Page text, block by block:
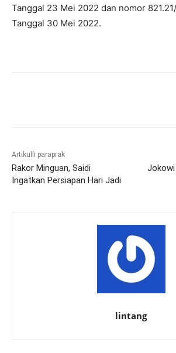
Tanggal 23 Mei 2022 dan nomor
Tanggal 30 Mei 2022.
Artikulli paraprak
Rakor Minguan, Saidi
Ingatkan Persiapan Hari Jadi
Jokowi
lintang